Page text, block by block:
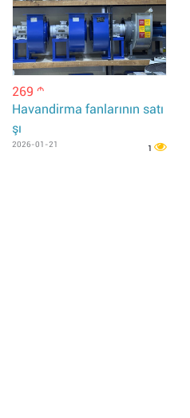
269 m
Havandirma fanlarının satı
şı
2026-01-21 1